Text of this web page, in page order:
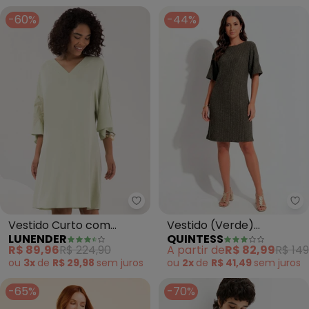
-60%
Lunender - Vestido Curto com
Vestido Curto com
Mangas Amplas e
(Verde)
LUNENDER
R$ 89,96R$ 224,90
ou 3x de R$ 29,98 sem juros
-44%
Vestido (Verde)
Canelado com Lurex
QUINTESS
A partir deR$ 82,99R$
ou 2x de R$ 41,49 sem juros
-65% -70%